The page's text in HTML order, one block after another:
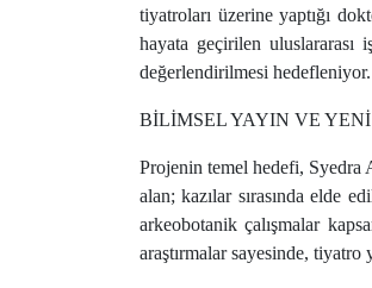
tiyatroları üzerine yaptığı
hayata geçirilen
değerlendirilmesi hedefleniyor.
BİLİMSEL YAYIN VE
Projenin temel hedefi,
alan; kazılar sırasında elde
arkeobotanik çalışmalar
araştırmalar sayesinde, tiyatro